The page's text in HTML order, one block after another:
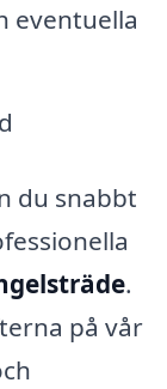
eventuella
du snabbt
.
på vår